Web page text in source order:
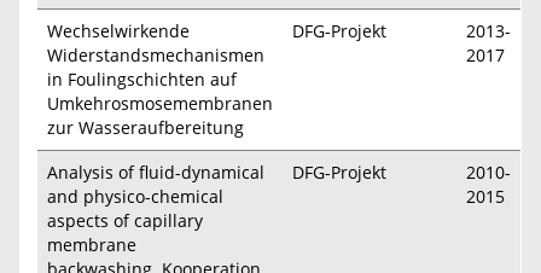
Wechselwirkende
Widerstandsmechanismen
in Foulingschichten auf
Umkehrosmosemembranen
zur Wasseraufbereitung
DFG-Projekt
2013-
2017
Analysis of fluid-dynamical
and physico-chemical
aspects of capillary
membrane
DFG-Projekt
2010-
2015